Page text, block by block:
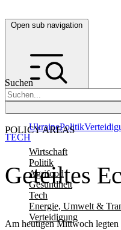
Open sub navigation
Suchen
POLICY AREAS
Wirtschaft
Politik
Agrifood
Gesundheit
Tech
Energie, Umwelt &
Verteidigung
UkrainePolitik
Geteiltes
Am heutigen Mittwoch legten
TECH